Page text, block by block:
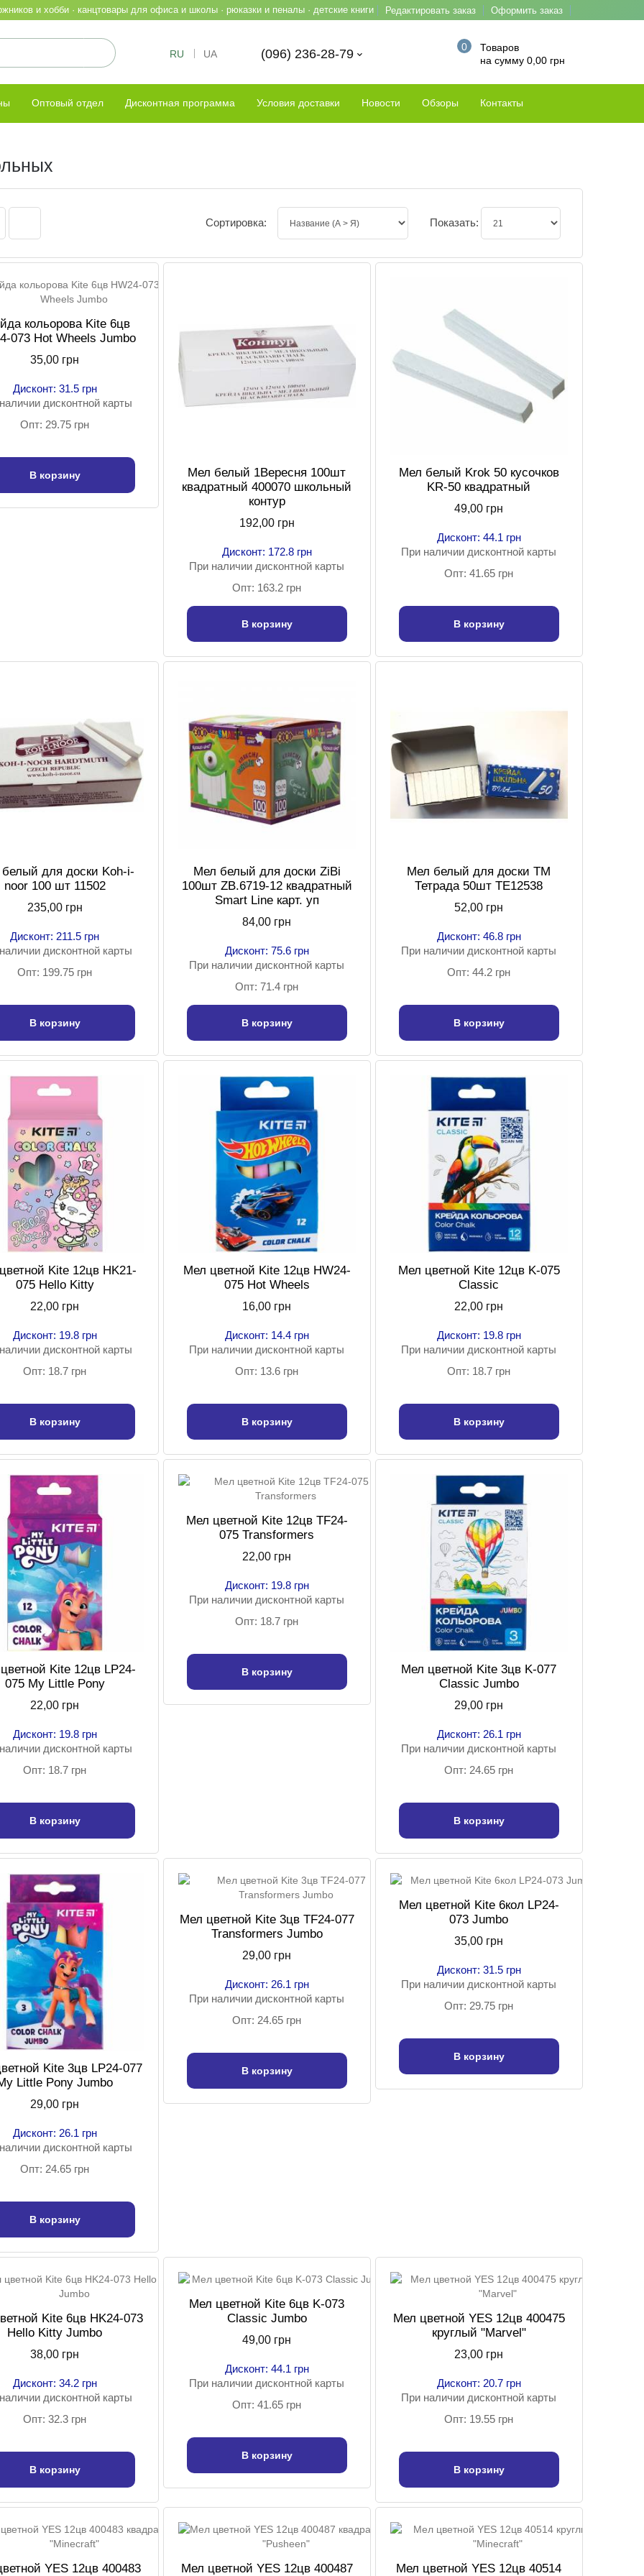
и хобби · канцтовары для офиса и школы · рюказки и пеналы · детские книги Оформить заказ
Редактировать заказ
RU UA
Товаров
0
на сумму 0,00 грн
(096) 236-28-79
Оптовый отдел Дисконтная программа Условия доставки Новости Обзоры Контакты
Сортировка: Показать:
кольорова Kite 6цв
073 Hot Wheels Jumbo
35,00 грн
Дисконт: 31.5 грн
дисконтной карты
Опт: 29.75 грн
В корзину
Мел белый 1Вересня 100шт
квадратный 400070 школьный
контур
192,00 грн
Дисконт: 172.8 грн
При наличии дисконтной карты
Опт: 163.2 грн
В корзину
Мел белый Krok 50 кусочков
KR-50 квадратный
49,00 грн
Дисконт: 44.1 грн
При наличии дисконтной карты
Опт: 41.65 грн
В корзину
для доски Koh-i-
noor 100 шт 11502
235,00 грн
Дисконт: 211.5 грн
дисконтной карты
Опт: 199.75 грн
В корзину
Мел белый для доски ZiBi
100шт ZB.6719-12 квадратный
Smart Line карт. уп
84,00 грн
Дисконт: 75.6 грн
При наличии дисконтной карты
Опт: 71.4 грн
В корзину
Мел белый для доски ТМ
Тетрада 50шт ТЕ12538
52,00 грн
Дисконт: 46.8 грн
При наличии дисконтной карты
Опт: 44.2 грн
В корзину
Kite 12цв HK21-
075 Hello Kitty
22,00 грн
Дисконт: 19.8 грн
дисконтной карты
Опт: 18.7 грн
В корзину
Мел цветной Kite 12цв HW24-
075 Hot Wheels
16,00 грн
Дисконт: 14.4 грн
При наличии дисконтной карты
Опт: 13.6 грн
В корзину
Мел цветной Kite 12цв K-075
Classic
22,00 грн
Дисконт: 19.8 грн
При наличии дисконтной карты
Опт: 18.7 грн
В корзину
Kite 12цв LP24-
075 My Little Pony
22,00 грн
Дисконт: 19.8 грн
дисконтной карты
Опт: 18.7 грн
В корзину
Мел цветной Kite 12цв TF24-
075 Transformers
22,00 грн
Дисконт: 19.8 грн
При наличии дисконтной карты
Опт: 18.7 грн
В корзину
Мел цветной Kite 3цв K-077
Classic Jumbo
29,00 грн
Дисконт: 26.1 грн
При наличии дисконтной карты
Опт: 24.65 грн
В корзину
Kite 3цв LP24-077
Little Pony Jumbo
29,00 грн
Дисконт: 26.1 грн
дисконтной карты
Опт: 24.65 грн
В корзину
Мел цветной Kite 3цв TF24-077
Transformers Jumbo
29,00 грн
Дисконт: 26.1 грн
При наличии дисконтной карты
Опт: 24.65 грн
В корзину
Мел цветной Kite 6кол LP24-
073 Jumbo
35,00 грн
Дисконт: 31.5 грн
При наличии дисконтной карты
Опт: 29.75 грн
В корзину
Kite 6цв HK24-073
Hello Kitty Jumbo
38,00 грн
Дисконт: 34.2 грн
дисконтной карты
Опт: 32.3 грн
В корзину
Мел цветной Kite 6цв K-073
Classic Jumbo
49,00 грн
Дисконт: 44.1 грн
При наличии дисконтной карты
Опт: 41.65 грн
В корзину
Мел цветной YES 12цв 400475
круглый "Marvel"
23,00 грн
Дисконт: 20.7 грн
При наличии дисконтной карты
Опт: 19.55 грн
В корзину
YES 12цв 400483
Мел цветной YES 12цв 400487
Мел цветной YES 12цв 40514